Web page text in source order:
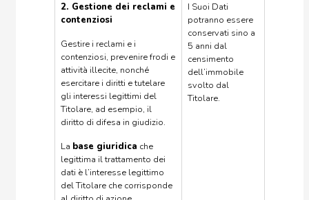
2. Gestione dei reclami e
contenziosi
Gestire i reclami e i
contenziosi, prevenire frodi e
attività illecite, nonché
esercitare i diritti e tutelare
gli interessi legittimi del
Titolare, ad esempio, il
diritto di difesa in giudizio.
La base giuridica che
legittima il trattamento dei
dati è l’interesse legittimo
del Titolare che corrisponde
I Suoi Dati
potranno essere
conservati sino a
5 anni dal
censimento
dell’immobile
svolto dal
Titolare.